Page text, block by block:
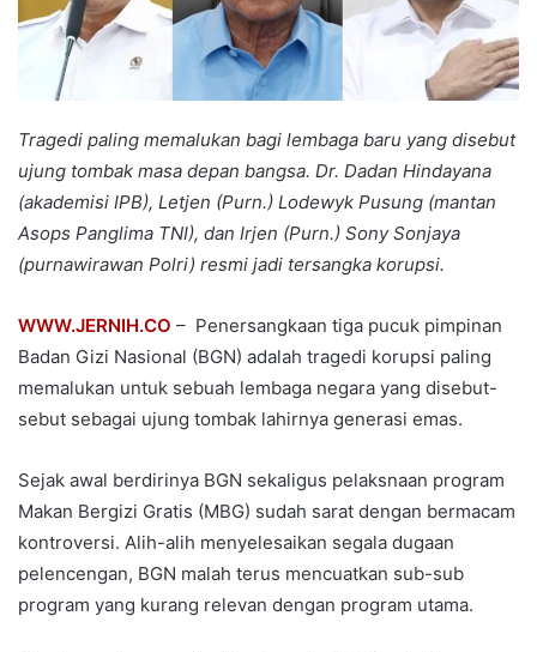
Tragedi paling memalukan bagi lembaga baru yang disebut
ujung tombak masa depan bangsa. Dr. Dadan Hindayana
(akademisi IPB), Letjen (Purn.) Lodewyk Pusung (mantan
Asops Panglima TNI), dan Irjen (Purn.) Sony Sonjaya
(purnawirawan Polri) resmi jadi tersangka korupsi.
WWW.JERNIH.CO – Penersangkaan tiga pucuk pimpinan
Badan Gizi Nasional (BGN) adalah tragedi korupsi paling
memalukan untuk sebuah lembaga negara yang disebut-
sebut sebagai ujung tombak lahirnya generasi emas.
Sejak awal berdirinya BGN sekaligus pelaksnaan program
Makan Bergizi Gratis (MBG) sudah sarat dengan bermacam
kontroversi. Alih-alih menyelesaikan segala dugaan
pelencengan, BGN malah terus mencuatkan sub-sub
program yang kurang relevan dengan program utama.